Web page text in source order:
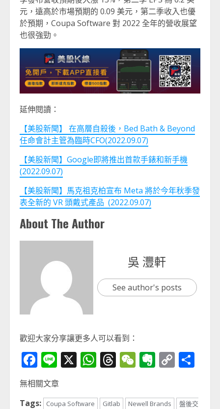
元，遠高於市場預期的 0.09 美元，第二季收入也優
於預期，Coupa Software 對 2022 全年的營收展望
也很強勁。
延伸閱讀：
【美股新聞】 在高層自殺後，Bed Bath & Beyond
任命會計主管為臨時CFO(2022.09.07)
【美股新聞】Google即將推出首款手錶和新手機
(2022.09.07)
【美股新聞】馬克祖克柏宣布 Meta 將於今年秋季發
表全新的 VR 頭戴式產品 (2022.09.07)
About The Author
吳 灃軒
See author's posts
歡迎大家分享讓更多人可以看到：
Facebook
Line
X WhatsApp
Threads
WeChat
Evernote
Copy
無相關文章
Tags:
Coupa Software Gitlab Newell Brands 盤後交